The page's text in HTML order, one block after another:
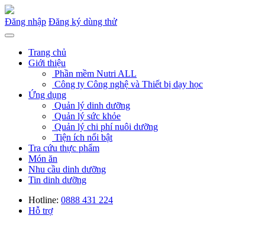
Đăng nhập Đăng ký dùng thử
Trang chủ
Giới thiệu
Phần mềm Nutri ALL
Công ty Công nghệ và Thiết bị dạy học
Ứng dụng
Quản lý dinh dưỡng
Quản lý sức khỏe
Quản lý chi phí nuôi dưỡng
Tiện ích nổi bật
Tra cứu thực phẩm
Món ăn
Nhu cầu dinh dưỡng
Tin dinh dưỡng
Hotline: 0888 431 224
Hỗ trợ